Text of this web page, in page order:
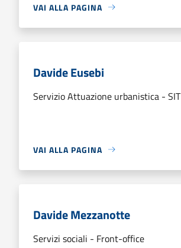
VAI ALLA PAGINA
Davide Eusebi
Servizio Attuazione urbanistica - SIT
VAI ALLA PAGINA
Davide Mezzanotte
Servizi sociali - Front-office